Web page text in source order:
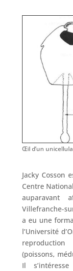
Œil d’un
Jacky Cosson
Centre
auparavant
Villefranche-
a eu une
l’Université
(poissons,
Il